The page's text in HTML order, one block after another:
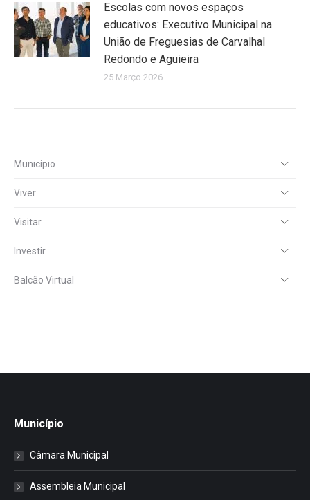
Escolas com novos espaços
educativos: Executivo Municipal na
União de Freguesias de Carvalhal
Redondo e Aguieira
25 Março 2026
Município
Viver
Visitar
Investir
Balcão Virtual
Município
Câmara Municipal
Assembleia Municipal